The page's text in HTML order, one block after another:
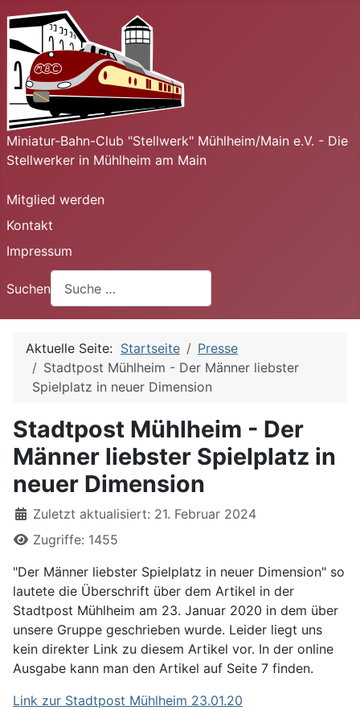
Miniatur-Bahn-Club "Stellwerk" Mühlheim/Main e.V. - Die
Stellwerker in Mühlheim am Main
Mitglied werden
Kontakt
Impressum
Suchen
Aktuelle Seite: Startseite
Presse
Stadtpost Mühlheim - Der Männer liebster
Spielplatz in neuer Dimension
Stadtpost Mühlheim - Der
Männer liebster Spielplatz in
neuer Dimension
DetailsZuletzt aktualisiert: 21. Februar 2024
Zugriffe: 1455
"Der Männer liebster Spielplatz in neuer Dimension" so
lautete die Überschrift über dem Artikel in der
Stadtpost Mühlheim am 23. Januar 2020 in dem über
unsere Gruppe geschrieben wurde. Leider liegt uns
kein direkter Link zu diesem Artikel vor. In der online
Ausgabe kann man den Artikel auf Seite 7 finden.
Link zur Stadtpost Mühlheim 23.01.20